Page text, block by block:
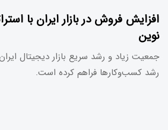
افزایش فروش در بازار ایران با
نوین
جمعیت زیاد و رشد سریع بازار دیجیتال
رشد کسب‌وکارها فراهم کرده است.